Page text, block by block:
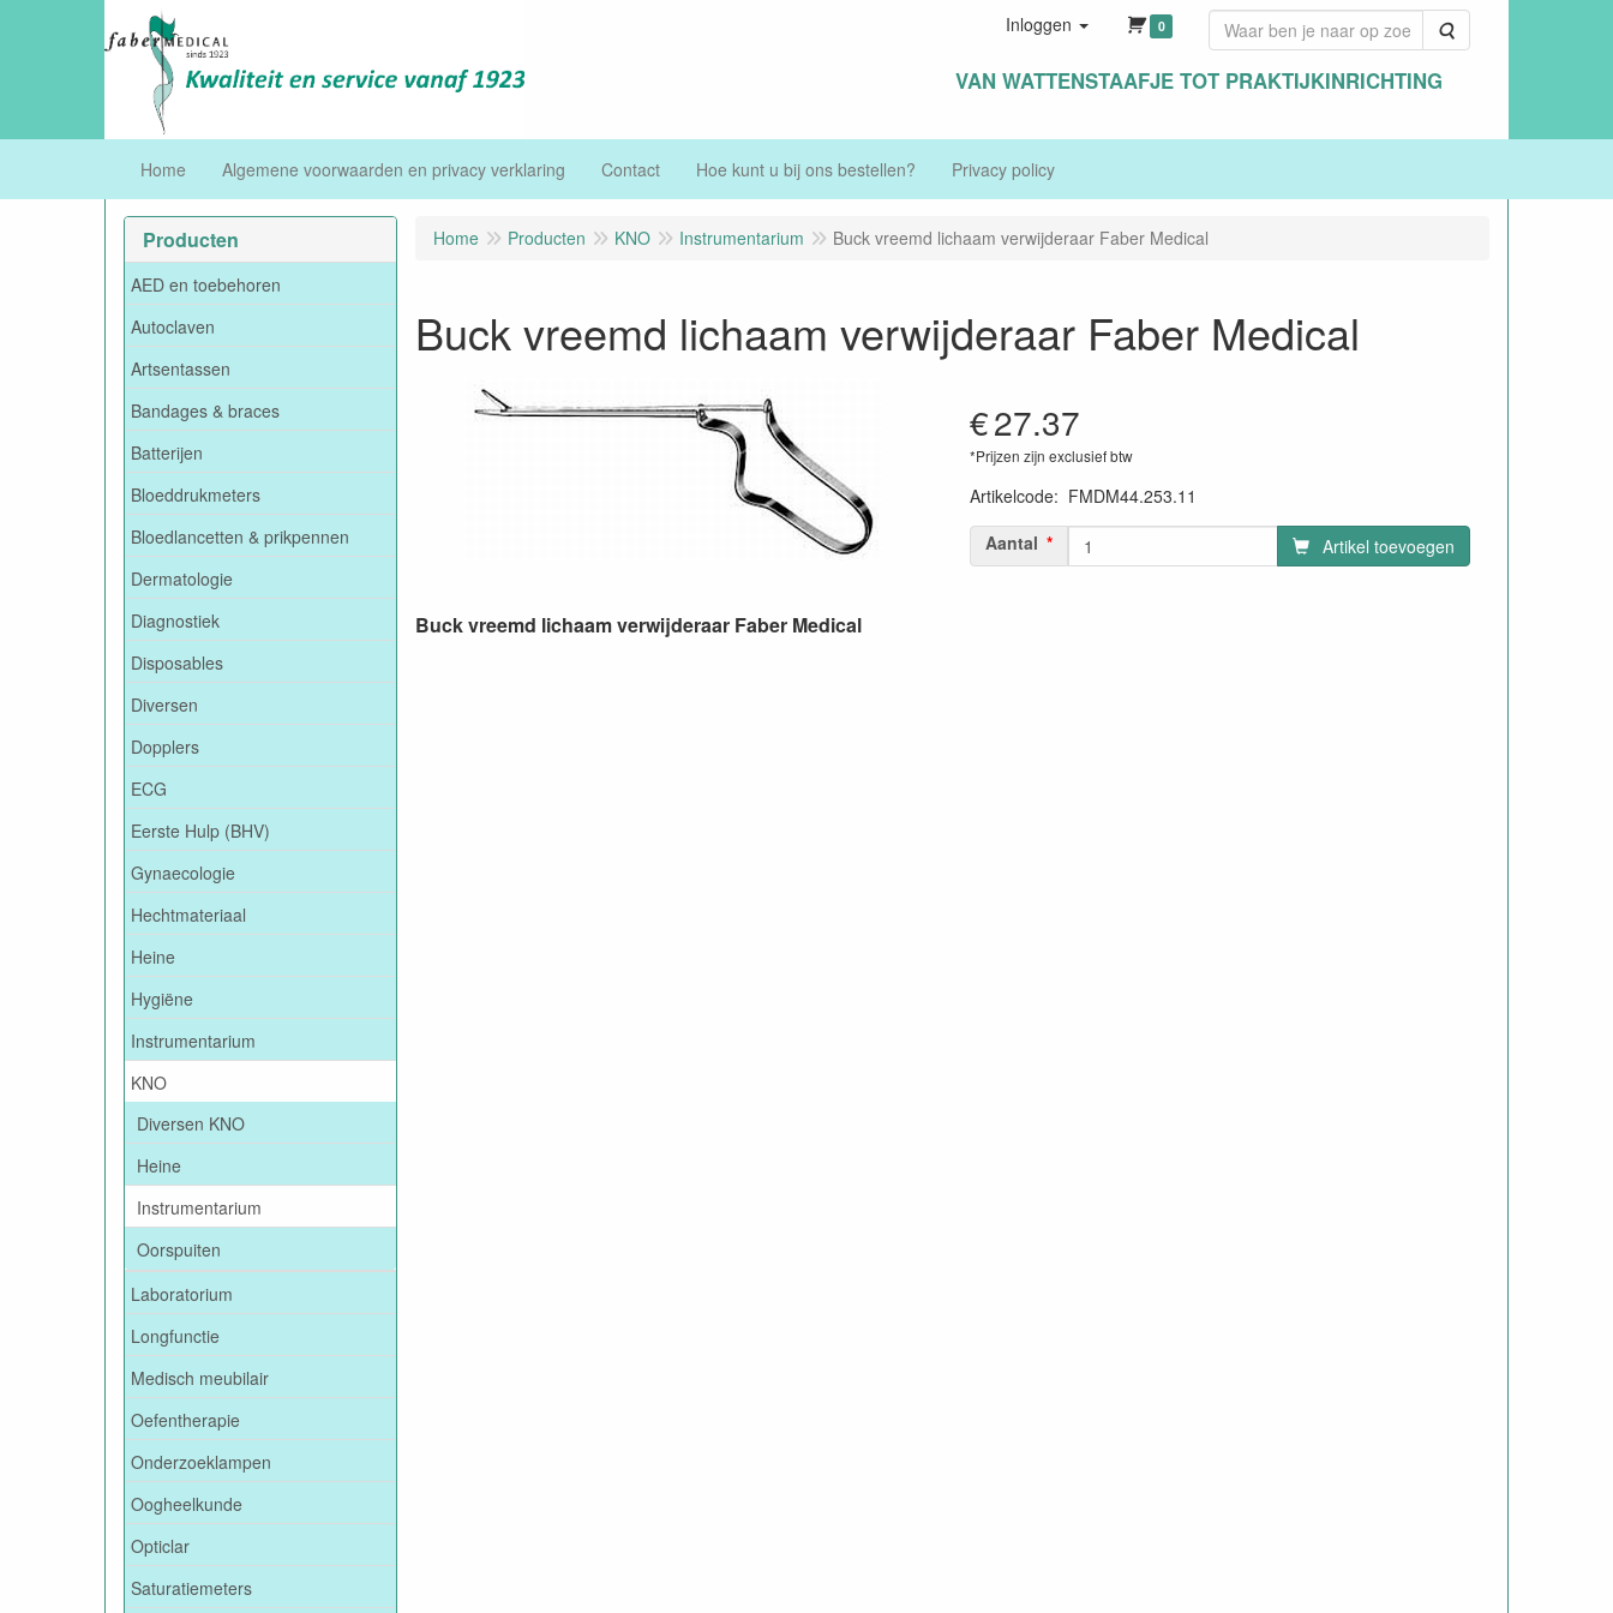
VAN WATTENSTAAFJE TOT PRAKTIJKINRICHTING
Inloggen 0 Zoeken
Home Algemene voorwaarden en privacy verklaring Contact Hoe kunt u bij ons bestellen? Privacy policy
Producten
AED en toebehoren
Autoclaven
Artsentassen
Bandages & braces
Batterijen
Bloeddrukmeters
Bloedlancetten & prikpennen
Dermatologie
Diagnostiek
Disposables
Diversen
Dopplers
ECG
Eerste Hulp (BHV)
Gynaecologie
Hechtmateriaal
Heine
Hygiëne
Instrumentarium
KNO
Diversen KNO
Heine
Instrumentarium
Oorspuiten
Laboratorium
Longfunctie
Medisch meubilair
Oefentherapie
Onderzoeklampen
Oogheelkunde
Opticlar
Saturatiemeters
Home Producten KNO Instrumentarium Buck vreemd lichaam verwijderaar Faber Medical
Buck vreemd lichaam verwijderaar Faber Medical
€27.37
*Prijzen zijn exclusief btw
Artikelcode: FMDM44.253.11
Aantal
Artikel toevoegen
Buck vreemd lichaam verwijderaar Faber Medical